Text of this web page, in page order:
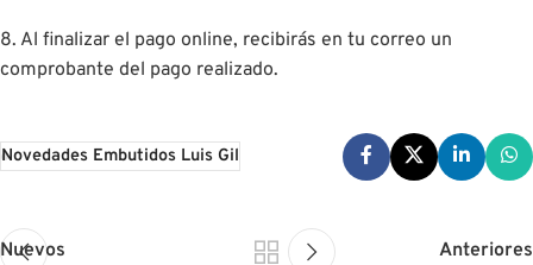
8. Al finalizar el pago online, recibirás en tu correo un
comprobante del pago realizado.
Novedades Embutidos Luis Gil
Nuevos Anteriores